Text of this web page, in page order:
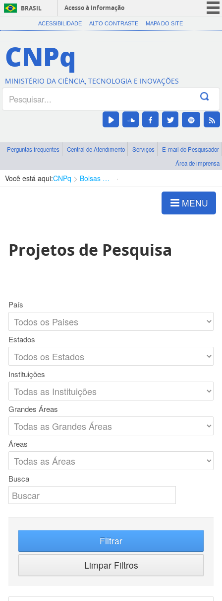
BRASIL
Acesso à informação
CORONAVÍRUS (COVID-19)
Canais
ACESSIBILIDADE ALTO CONTRASTE MAPA DO SITE
CNPq
MINISTÉRIO DA CIÊNCIA, TECNOLOGIA E INOVAÇÕES
Perguntas frequentes Central de Atendimento Serviços
E-mail do Pesquisador
Área de imprensa
Você está aqui:CNPq Bolsas e Auxílios Vigentes
MENU
Projetos de Pesquisa
País
Estados
Instituições
Grandes Áreas
Áreas
Busca
Filtrar
Limpar Filtros